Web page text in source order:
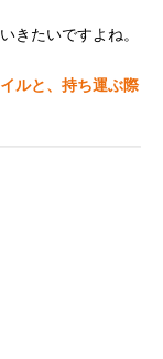
きたいですよね。
ルと、持ち運ぶ際